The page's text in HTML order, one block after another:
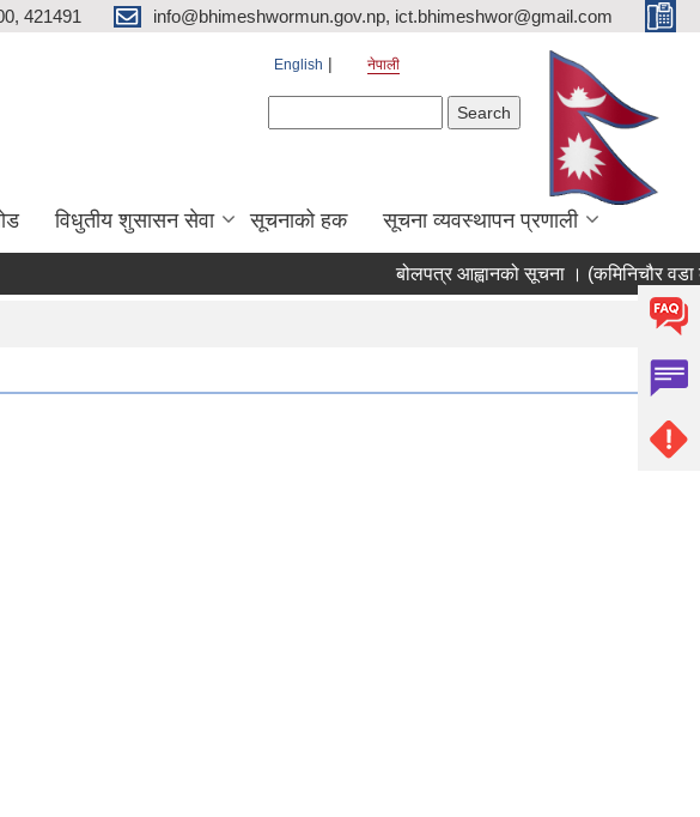
421491 info@bhimeshwormun.gov.np, ict.bhimeshwor@gmail.com
English नेपाली
विधुतीय शुसासन सेवा सूचनाको हक सूचना व्यवस्थापन प्रणाली
बोलपत्र आह्वानको सूचना । (कमिनिचौर वडा